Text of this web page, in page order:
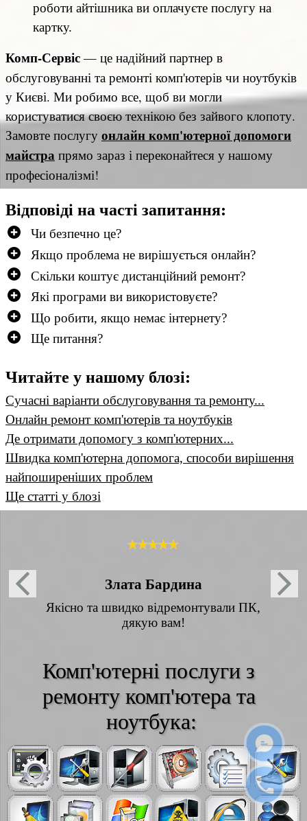
роботи айтішника ви оплачуєте послугу на
картку.
Комп-Сервіс — це надійний партнер в
обслуговуванні та ремонті комп'ютерів чи ноутбуків
у Києві. Ми робимо все, щоб ви могли
користуватися своєю технікою без зайвого клопоту.
Замовте послугу онлайн комп'ютерної допомоги
майстра прямо зараз і переконайтеся у нашому
професіоналізмі!
Читайте у нашому блозі:
Сучасні варіанти обслуговування та ремонту...
Онлайн ремонт комп'ютерів та ноутбуків
Де отримати допомогу з комп'ютерних...
Швидка комп'ютерна допомога, способи вирішення
найпоширеніших проблем
Ще статті у блозі
Відповіді на часті запитання:
Чи безпечно це?
Якщо проблема не вирішується онлайн?
Скільки коштує дистанційний ремонт?
Які програми ви використовуєте?
Що робити, якщо немає інтернету?
Ще питання?
Злата Бардина
Якісно та швидко відремонтували ПК,
дякую вам!
Комп'ютерні послуги з
ремонту комп'ютера та
ноутбука: